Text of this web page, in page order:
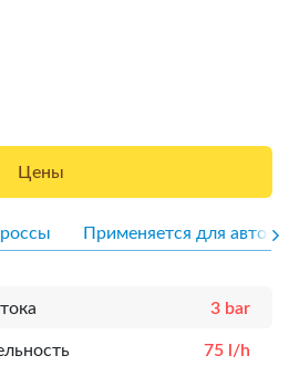
Цены
Применяется для авто
3 bar
75 l/h